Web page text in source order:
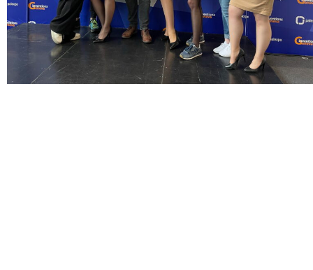
Doktoranci
Podyplomowe